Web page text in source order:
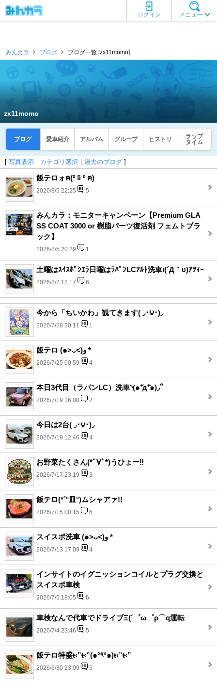
メニュー
ログイン
みんカラ ブログ ブログ一覧 [zx11momo]
zx11momo
ブログ 愛車紹介 アルバム グループ ヒストリ
ラップ
タイム
[ 写真表示 ｜ カテゴリ選択 ｜ 過去のブログ ]
飯テロォฅ(º ﾛ º ฅ)
2026/8/5 22:25 5
みんカラ：モニターキャンペーン【Premium GLA
SS COAT 3000 or 樹脂パーツ復活剤 フェムトブラ
ック】
2026/8/5 20:29 1
土曜はｽｲｽﾎﾟｼｴﾗ日曜はﾗﾊﾟﾝLCｱﾙﾄ洗車ι(´Д｀υ)ｱﾂｨｰ
2026/8/2 12:17 6
今から「ちいかわ」観てきます( ◞･౪･)◞
2026/7/28 20:11 1
飯テロ (๑˃ᴗ˂)ﻭ *
2026/7/25 00:59 4
本日3代目（ラパンLC）洗車◝(๑⁺᷄д⁺᷅๑)◞՞
2026/7/19 16:08 2
今日は2台( ◞･౪･)◞
2026/7/19 12:46 4
お野菜たくさん(*ﾟ∀ﾟ*)うひょー‼︎
2026/7/17 23:19 3
飯テロ(*´°皿°)ムシャアァ!!
2026/7/15 00:15 6
スイスポ洗車 (๑˃ᴗ˂)ﻭ *
2026/7/13 17:09 4
インサイトのイグニッションコイルとプラグ交換と
スイスポ車検
2026/7/5 18:05 6
車検なんで代車でドライブΞ(´゜ω゜ρ⌒q運転
2026/7/4 23:46 5
飯テロ特盛ŧ‹”ŧ‹”(๑°༥°๑)ŧ‹”ŧ‹”
2026/6/30 23:09 5